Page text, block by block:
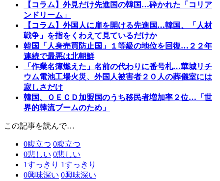
【コラム】外見だけ先進国の韓国…砕かれた「コリア
ンドリーム」
【コラム】外国人に扉を開ける先進国…韓国、「人材
戦争」を指をくわえて見ているだけか
韓国「人身売買防止国」１等級の地位を回復…２２年
連続で最悪は北朝鮮
「作業名簿燃えた」名前の代わりに番号札…華城リチ
ウム電池工場火災、外国人被害者２０人の葬儀室には
寂しさだけ
韓国、ＯＥＣＤ加盟国のうち移民者増加率２位…「世
界的韓流ブームのため」
この記事を読んで…
0腹立つ 0腹立つ
0悲しい 0悲しい
1すっきり 1すっきり
0興味深い 0興味深い